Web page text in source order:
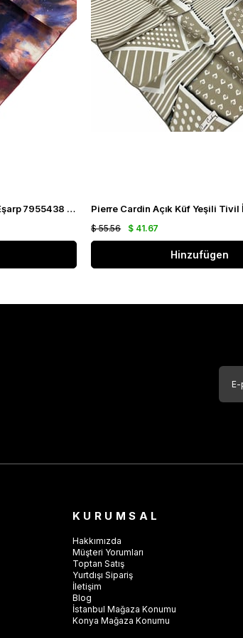
Pierre Cardin Renkli Tivil İpek Eşarp 7955438 - 941
$ 41.67
$ 55.56
Hinzufügen
KURUMSAL
Hakkımızda
Müşteri Yorumları
Toptan Satış
Yurtdışı Sipariş
İletişim
Blog
İstanbul Mağaza Konumu
Konya Mağaza Konumu